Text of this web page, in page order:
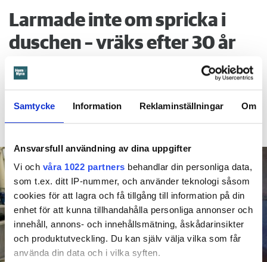
Samtycke Information Reklaminställningar Om
Ansvarsfull användning av dina uppgifter
Vi och våra 1022 partners behandlar din personliga data,
som t.ex. ditt IP-nummer, och använder teknologi såsom
cookies för att lagra och få tillgång till information på din
enhet för att kunna tillhandahålla personliga annonser och
innehåll, annons- och innehållsmätning, åskådarinsikter
och produktutveckling. Du kan själv välja vilka som får
använda din data och i vilka syften.
Larmade inte om spricka i
duschen – vräks efter 30 år
Hyresgästen larmade inte om en spricka i
måste han lämna lägenheten efter drygt 30 år men får